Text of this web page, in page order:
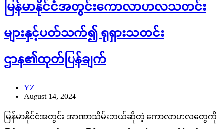
မြန်မာနိုင်ငံအတွင်းကောလာဟလသတင်း
များနှင့်ပတ်သက်၍ ရုရှားသတင်း
ဌာန၏ထုတ်ပြန်ချက်
YZ
August 14, 2024
မြန်မာနိုင်ငံအတွင်း အာဏာသိမ်းတယ်ဆိုတဲ့ ကောလာဟလတွေကို